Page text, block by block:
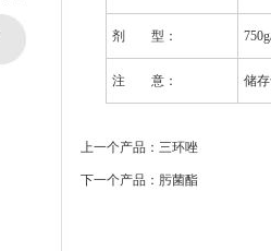
剂 型：
注 意： 储
上一个产品：三环唑
下一个产品：肟菌酯